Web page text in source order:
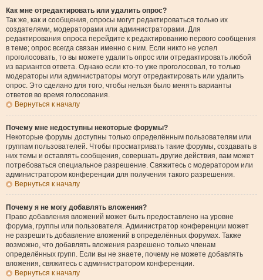
Как мне отредактировать или удалить опрос?
Так же, как и сообщения, опросы могут редактироваться только их
создателями, модераторами или администраторами. Для
редактирования опроса перейдите к редактированию первого сообщения
в теме; опрос всегда связан именно с ним. Если никто не успел
проголосовать, то вы можете удалить опрос или отредактировать любой
из вариантов ответа. Однако если кто-то уже проголосовал, то только
модераторы или администраторы могут отредактировать или удалить
опрос. Это сделано для того, чтобы нельзя было менять варианты
ответов во время голосования.
Вернуться к началу
Почему мне недоступны некоторые форумы?
Некоторые форумы доступны только определённым пользователям или
группам пользователей. Чтобы просматривать такие форумы, создавать в
них темы и оставлять сообщения, совершать другие действия, вам может
потребоваться специальное разрешение. Свяжитесь с модератором или
администратором конференции для получения такого разрешения.
Вернуться к началу
Почему я не могу добавлять вложения?
Право добавления вложений может быть предоставлено на уровне
форума, группы или пользователя. Администратор конференции может
не разрешить добавление вложений в определённых форумах. Также
возможно, что добавлять вложения разрешено только членам
определённых групп. Если вы не знаете, почему не можете добавлять
вложения, свяжитесь с администратором конференции.
Вернуться к началу